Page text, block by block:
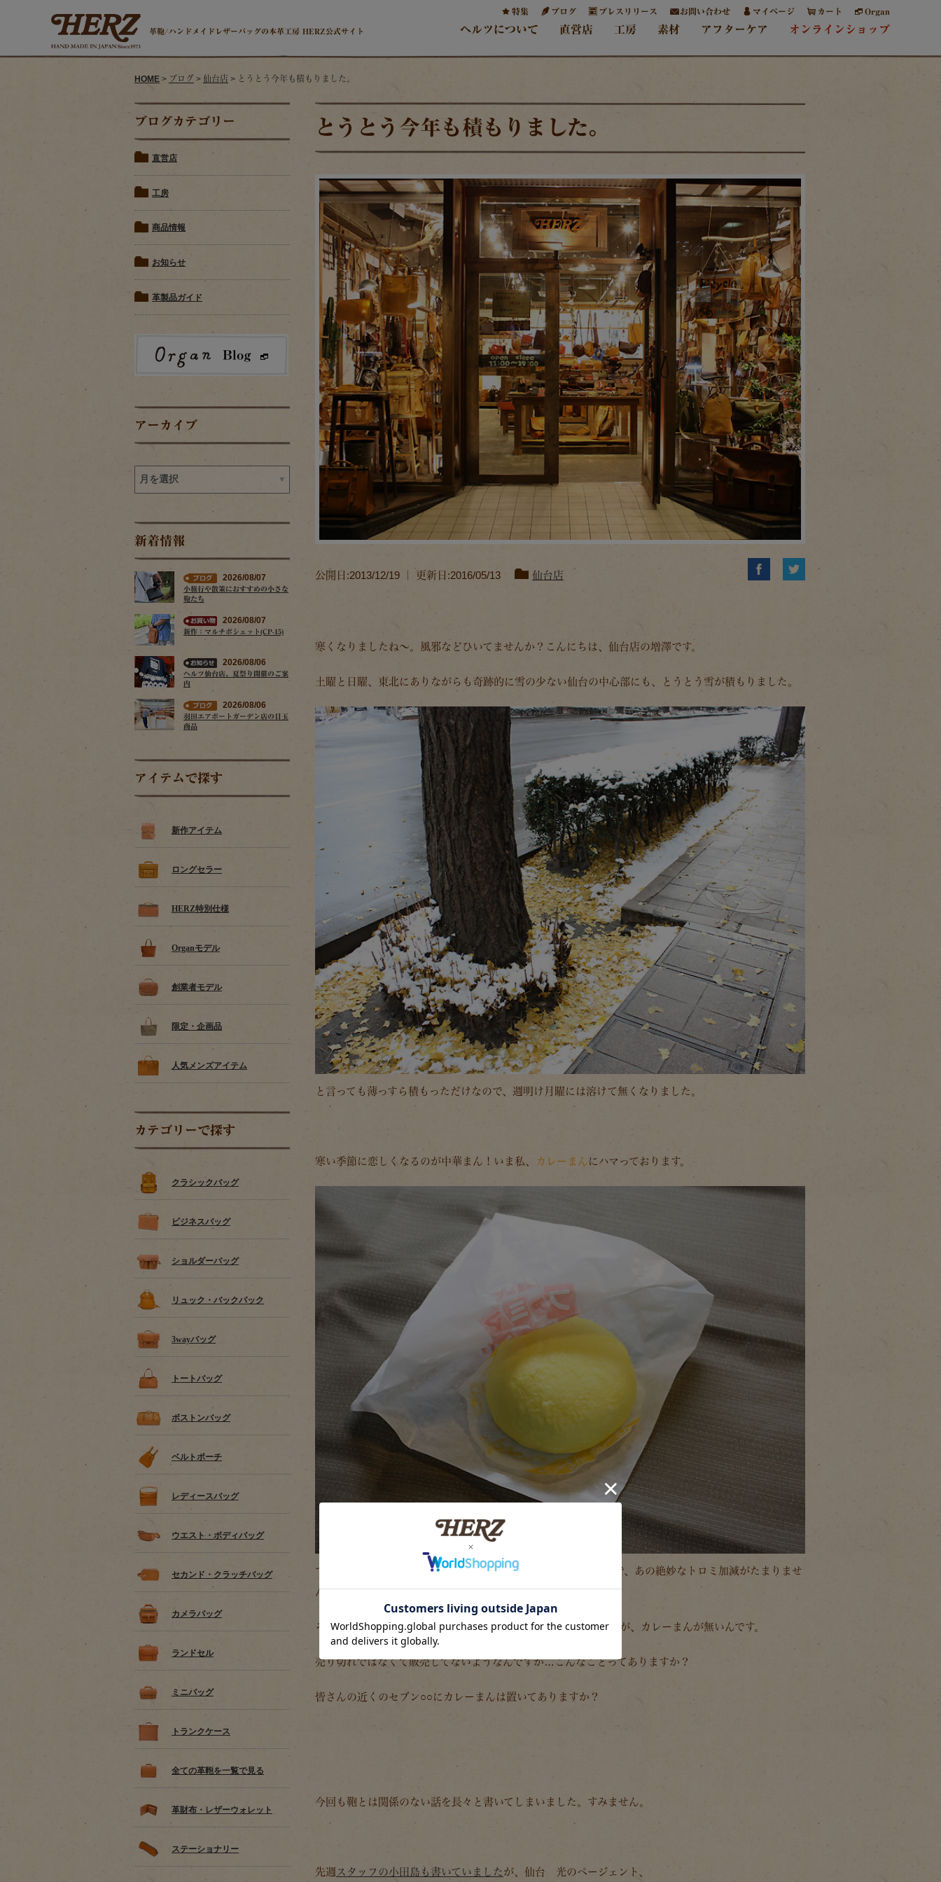
革鞄/ハンドメイドレザーバッグの本革工房 HERZ公式サイト
特集 ブログ プレスリリース お問い合わせ マイページ カート Organ
ヘルツについて 直営店 工房 素材 アフターケア オンラインショップ
HOME > ブログ > 仙台店 > とうとう今年も積もりました。
ブログカテゴリー
直営店
工房
商品情報
お知らせ
革製品ガイド
アーカイブ
新着情報
2026/08/07
小旅行や散策におすすめの小さな
鞄たち
2026/08/07
新作：マルチポシェット(CP-15)
2026/08/06
ヘルツ仙台店、夏祭り開催のご案
内
2026/08/06
羽田エアポートガーデン店の目玉
商品
アイテムで探す
新作アイテム
ロングセラー
HERZ特別仕様
Organモデル
創業者モデル
限定・企画品
人気メンズアイテム
カテゴリーで探す
クラシックバッグ
ビジネスバッグ
ショルダーバッグ
リュック・バックパック
3wayバッグ
トートバッグ
ボストンバッグ
ベルトポーチ
レディースバッグ
ウエスト・ボディバッグ
セカンド・クラッチバッグ
カメラバッグ
ランドセル
ミニバッグ
トランクケース
全ての革鞄を一覧で見る
革財布・レザーウォレット
ステーショナリー
とうとう今年も積もりました。
公開日:2013/12/19 ｜ 更新日:2016/05/13 仙台店
寒くなりましたね～。風邪などひいてませんか？こんにちは、仙台店の増澤です。
土曜と日曜、東北にありながらも奇跡的に雪の少ない仙台の中心部にも、とうとう雪が積もりました。
と言っても薄っすら積もっただけなので、週明け月曜には溶けて無くなりました。
寒い季節に恋しくなるのが中華まん！いま私、 カレーまんにハマっております。
で、数あるコンビニの中でも、ファミ○のカレーまんが一番好きで、あの絶妙なトロミ加減がたまりませ
ん！
そして、気になる事がひとつ。セブン○○さんは数店廻ったんですが、カレーまんが無いんです。
売り切れではなくて販売してないようなんですが…こんなことってありますか？
皆さんの近くのセブン○○にカレーまんは置いてありますか？
今回も鞄とは関係のない話を長々と書いてしまいました。すみません。
先週 スタッフの小田島も書いていましたが、仙台 光のページェント、